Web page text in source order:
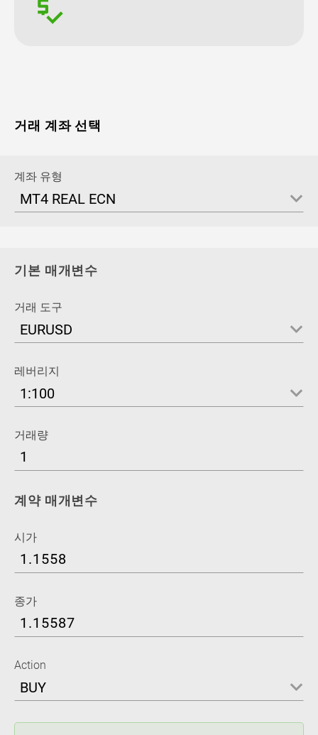
거래 계좌 선택
계좌 유형
MT4 REAL ECN
기본 매개변수
거래 도구
EURUSD
레버리지
1:100
거래량
계약 매개변수
시가
종가
Action
BUY